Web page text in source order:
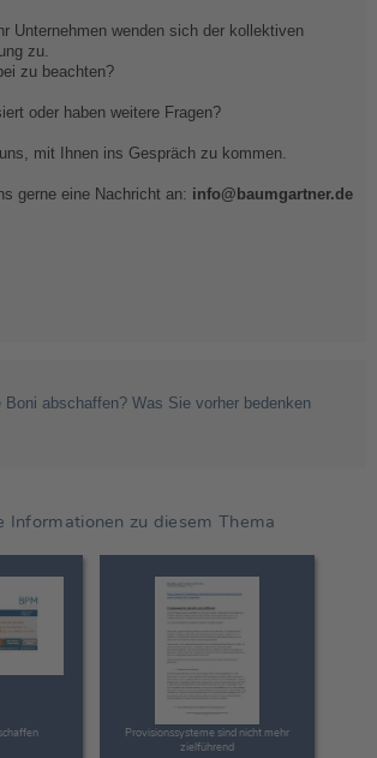
Unternehmen wenden sich der kollektiven
zu.
zu beachten?
oder haben weitere Fragen?
mit Ihnen ins Gespräch zu kommen.
gerne eine Nachricht an: info@baumgartner.de
abschaffen? Was Sie vorher bedenken
Informationen zu diesem Thema
Provisionssysteme sind nicht mehr
zielführend